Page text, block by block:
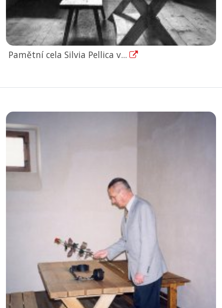
Pamětní cela Silvia Pellica v...